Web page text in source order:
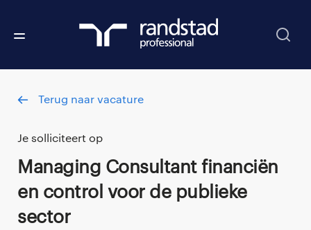
Terug naar vacature
Je solliciteert op
Managing Consultant financiën
en control voor de publieke
sector